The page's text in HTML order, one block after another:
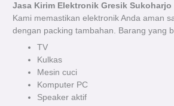
Jasa Kirim Elektronik Gresik Sukoharjo
Kami memastikan elektronik Anda aman
dengan packing tambahan. Barang yang
TV
Kulkas
Mesin cuci
Komputer PC
Speaker aktif